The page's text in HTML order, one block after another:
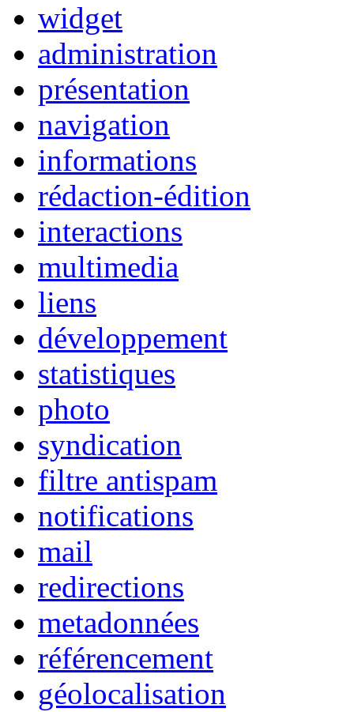
widget
administration
présentation
navigation
informations
rédaction-édition
interactions
multimedia
liens
développement
statistiques
photo
syndication
filtre antispam
notifications
mail
redirections
metadonnées
référencement
géolocalisation